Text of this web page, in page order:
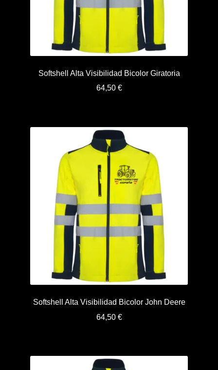
Softshell Alta Visibilidad Bicolor Giratoria
64,50 €
Softshell Alta Visibilidad Bicolor John Deere
64,50 €